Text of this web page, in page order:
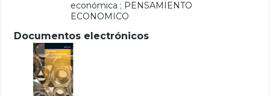
económica ; PENSAMIENTO
ECONOMICO
Documentos electrónicos